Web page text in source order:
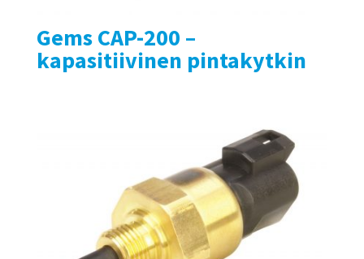
Gems CAP-200 –
kapasitiivinen pintakytkin